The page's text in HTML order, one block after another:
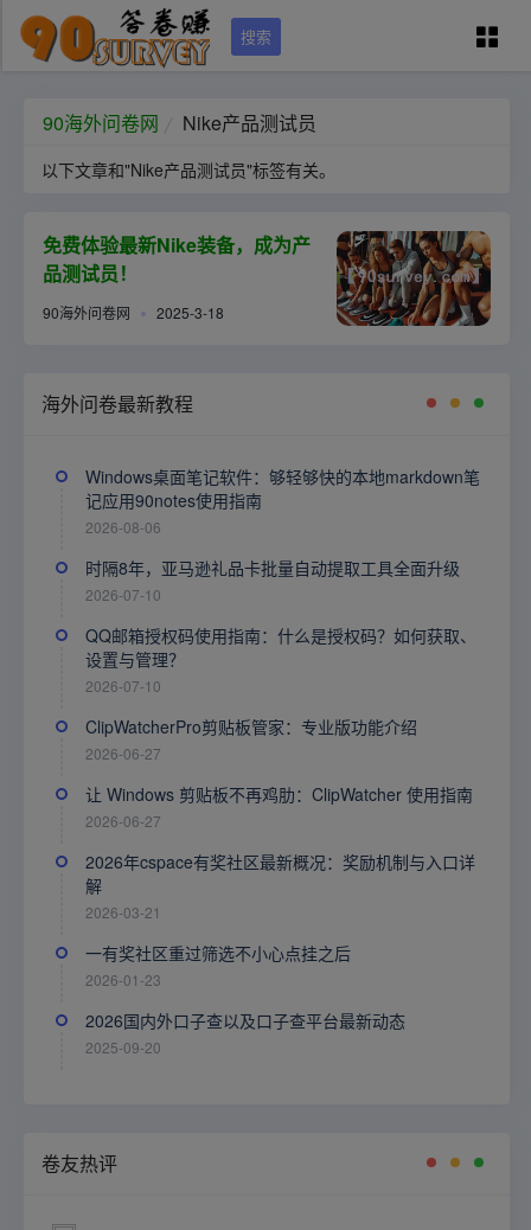
搜索
学员专区
国外调查培训
问卷资源（可点）
城市列表
关于本站
90海外问卷网 Nike产品测试员
以下文章和"Nike产品测试员"标签有关。
免费体验最新Nike装备，成为产
品测试员！
90海外问卷网 2025-3-18
海外问卷最新教程
Windows桌面笔记软件：够轻够快的本地markdown笔
记应用90notes使用指南
2026-08-06
时隔8年，亚马逊礼品卡批量自动提取工具全面升级
2026-07-10
QQ邮箱授权码使用指南：什么是授权码？如何获取、
设置与管理？
2026-07-10
ClipWatcherPro剪贴板管家：专业版功能介绍
2026-06-27
让 Windows 剪贴板不再鸡肋：ClipWatcher 使用指南
2026-06-27
2026年cspace有奖社区最新概况：奖励机制与入口详
解
2026-03-21
一有奖社区重过筛选不小心点挂之后
2026-01-23
2026国内外口子查以及口子查平台最新动态
2025-09-20
卷友热评